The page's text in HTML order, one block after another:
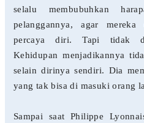
selalu membubuhkan
pelanggannya, agar
percaya diri. Tapi tidak
Kehidupan menjadikannya
selain dirinya sendiri. Dia
yang tak bisa di masuki orang
Sampai saat Philippe